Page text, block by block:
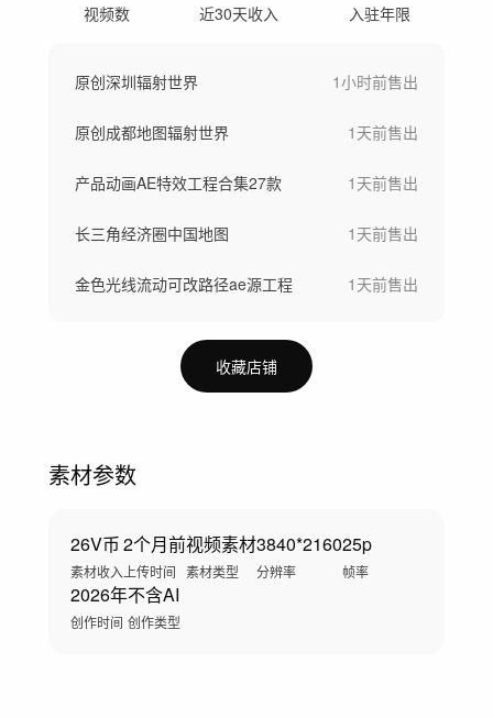
视频数 近30天收入 入驻年限
原创深圳辐射世界 1小时前售出
原创成都地图辐射世界 1天前售出
产品动画AE特效工程合集27款 1天前售出
长三角经济圈中国地图 1天前售出
金色光线流动可改路径ae源工程 1天前售出
收藏店铺
素材参数
26V币
素材收入
2个月前
上传时间
视频素材
素材类型
3840*2160
分辨率
25p
帧率
2026年
创作时间
不含AI
创作类型